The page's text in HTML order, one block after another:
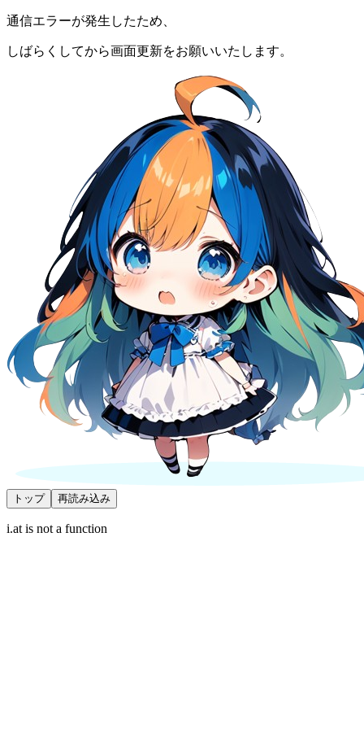
通信エラーが発生したため、
しばらくしてから画面更新をお願いいたします。
トップ 再読み込み
i.at is not a function